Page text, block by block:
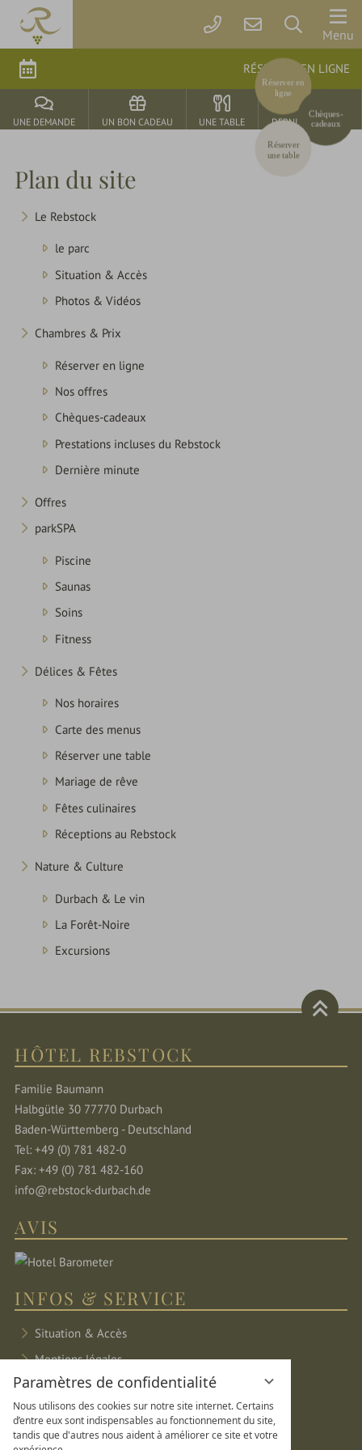
Paramètres de confidentialité
Nous utilisons des cookies sur notre site internet. Certains
d’entre eux sont indispensables au fonctionnement du site,
tandis que d'autres nous aident à améliorer ce site et votre
Menu
Réserver en
ligne
Chèques-
cadeaux
Réserver
une table
RÉSERVER EN LIGNE
UNE DEMANDE UN BON CADEAU UNE TABLE DERNIÈRE MINUTE
Le
Rebstock
Chambres
&
parkSPA
Délices
&
Nature
Culture
Plan du site
Le Rebstock
le parc
Situation & Accès
Photos & Vidéos
Chambres & Prix
Réserver en ligne
Nos offres
Chèques-cadeaux
Prestations incluses du Rebstock
Dernière minute
Offres
parkSPA
Piscine
Saunas
Soins
Fitness
Délices & Fêtes
Nos horaires
Carte des menus
Réserver une table
Mariage de rêve
Fêtes culinaires
Réceptions au Rebstock
Nature & Culture
Durbach & Le vin
La Forêt-Noire
Excursions
HÔTEL REBSTOCK
Familie Baumann
Halbgütle 30 77770 Durbach
Baden-Württemberg - Deutschland
Tel: +49 (0) 781 482-0
Fax: +49 (0) 781 482-160
info@rebstock-durbach.de
AVIS
INFOS & SERVICE
Situation & Accès
Mentions légales
Protection des données
Paramètres de confidentialité
Plan du site